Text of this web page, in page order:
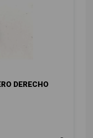
DERECHO